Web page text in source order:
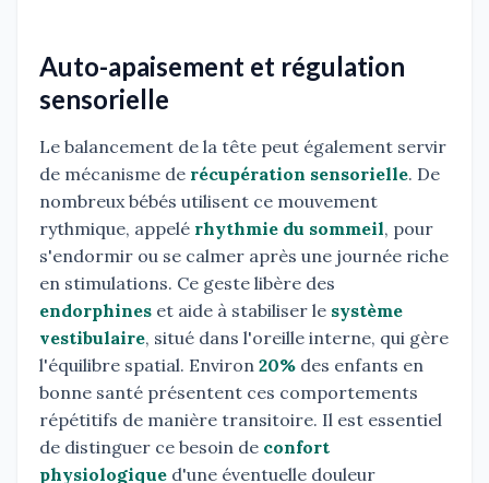
Auto-apaisement et régulation
sensorielle
Le balancement de la tête peut également servir
de mécanisme de récupération sensorielle. De
nombreux bébés utilisent ce mouvement
rythmique, appelé rhythmie du sommeil, pour
s'endormir ou se calmer après une journée riche
en stimulations. Ce geste libère des
endorphines et aide à stabiliser le système
vestibulaire, situé dans l'oreille interne, qui gère
l'équilibre spatial. Environ 20% des enfants en
bonne santé présentent ces comportements
répétitifs de manière transitoire. Il est essentiel
de distinguer ce besoin de confort
physiologique d'une éventuelle douleur